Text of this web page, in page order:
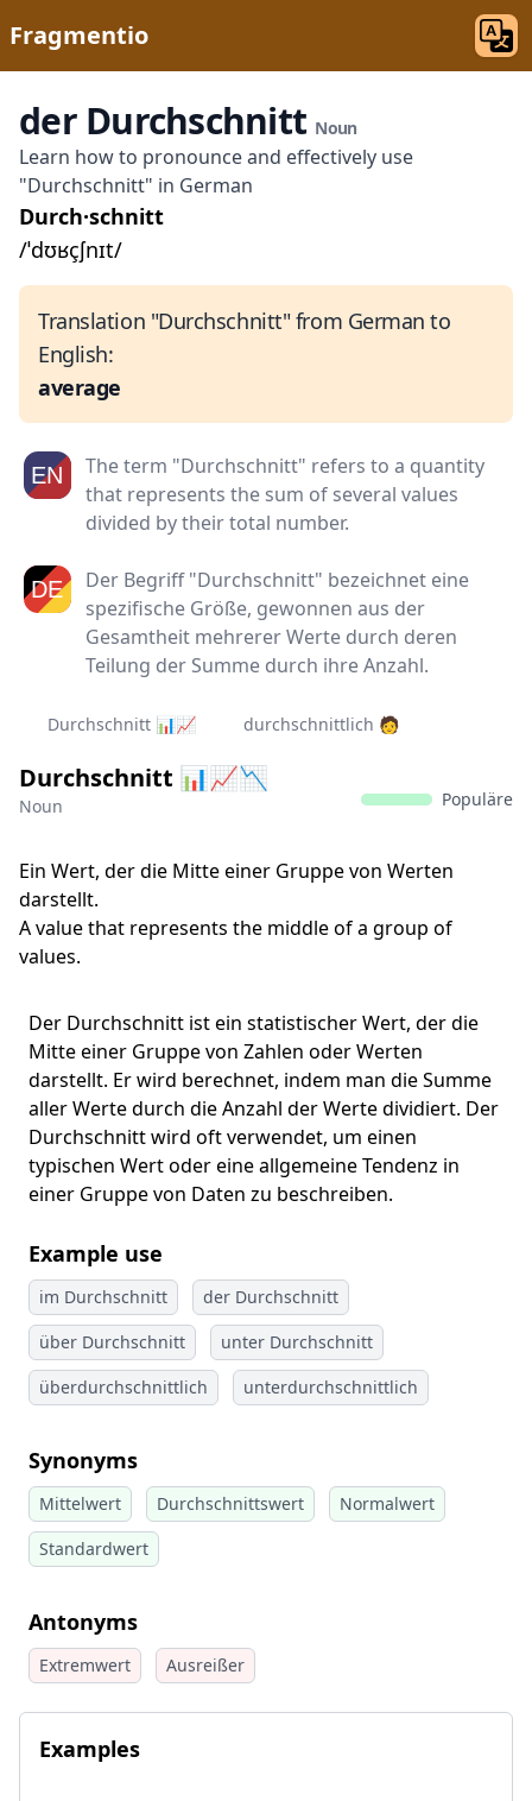
Fragmentio
der Durchschnitt Noun
Learn how to pronounce and effectively use
"Durchschnitt" in German
Durch·schnitt
/ˈdʊʁçʃnɪt/
Translation "Durchschnitt" from German to
English:
average
The term "Durchschnitt" refers to a quantity
that represents the sum of several values
divided by their total number.
Der Begriff "Durchschnitt" bezeichnet eine
spezifische Größe, gewonnen aus der
Gesamtheit mehrerer Werte durch deren
Teilung der Summe durch ihre Anzahl.
Durchschnitt 📊📈 durchschnittlich 🧑‍
Durchschnitt 📊📈📉
Noun Populäre
Ein Wert, der die Mitte einer Gruppe von Werten
darstellt.
A value that represents the middle of a group of
values.
Der Durchschnitt ist ein statistischer Wert, der die
Mitte einer Gruppe von Zahlen oder Werten
darstellt. Er wird berechnet, indem man die Summe
aller Werte durch die Anzahl der Werte dividiert. Der
Durchschnitt wird oft verwendet, um einen
typischen Wert oder eine allgemeine Tendenz in
einer Gruppe von Daten zu beschreiben.
Example use
im Durchschnitt
der Durchschnitt
über Durchschnitt
unter Durchschnitt
überdurchschnittlich
unterdurchschnittlich
Synonyms
Mittelwert Durchschnittswert
Normalwert
Standardwert
Antonyms
Extremwert Ausreißer
Examples